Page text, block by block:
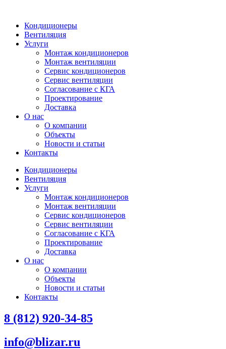
Кондиционеры
Вентиляция
Услуги
Монтаж кондиционеров
Монтаж вентиляции
Сервис кондиционеров
Сервис вентиляции
Согласование с КГА
Проектирование
Доставка
О нас
О компании
Объекты
Новости и статьи
Контакты
Кондиционеры
Вентиляция
Услуги
Монтаж кондиционеров
Монтаж вентиляции
Сервис кондиционеров
Сервис вентиляции
Согласование с КГА
Проектирование
Доставка
О нас
О компании
Объекты
Новости и статьи
Контакты
8 (812) 920-34-85
info@blizar.ru